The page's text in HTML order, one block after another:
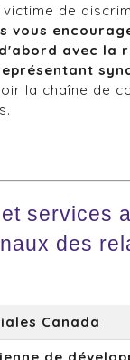
de
vous
avec la
la chaîne de
services
des
Canada